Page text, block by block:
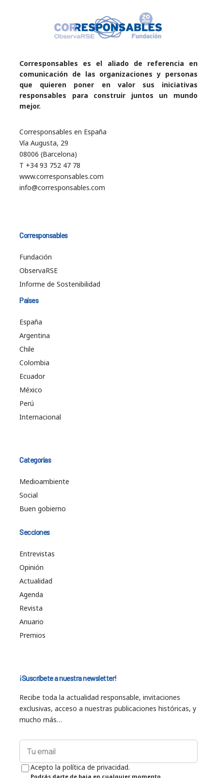
Corresponsables es el aliado de referencia en
comunicación de las organizaciones y personas
que quieren poner en valor sus iniciativas
responsables para construir juntos un mundo
mejor.
Corresponsables en España
Vía Augusta, 29
08006 (Barcelona)
T +34 93 752 47 78
www.corresponsables.com
info@corresponsables.com
Corresponsables
Fundación
ObservaRSE
Informe de Sostenibilidad
Países
España
Argentina
Chile
Colombia
Ecuador
México
Perú
Internacional
Categorías
Medioambiente
Social
Buen gobierno
Secciones
Entrevistas
Opinión
Actualidad
Agenda
Revista
Anuario
Premios
¡Suscríbete a nuestra newsletter!
Recibe toda la actualidad responsable, invitaciones
exclusivas, acceso a nuestras publicaciones históricas, y
mucho más…
Acepto la política de privacidad.
Podrás darte de baja en cualquier momento.